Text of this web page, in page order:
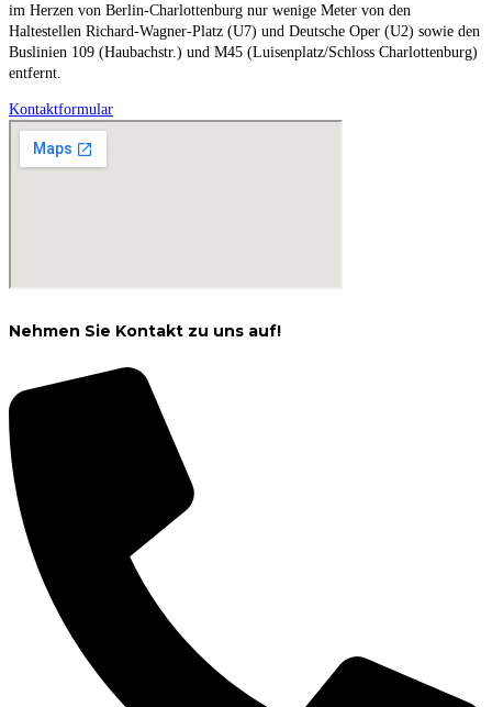
im Herzen von Berlin-Charlottenburg nur wenige Meter von den
Haltestellen Richard-Wagner-Platz (U7) und Deutsche Oper (U2) sowie den
Buslinien 109 (Haubachstr.) und M45 (Luisenplatz/Schloss Charlottenburg)
entfernt.
Kontaktformular
Nehmen Sie Kontakt zu uns auf!